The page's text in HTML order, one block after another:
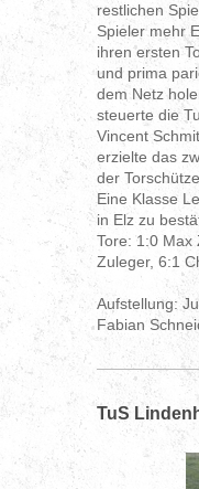
restlichen
Spieler mehr
ihren ersten
und prima
dem Netz
steuerte die
Vincent
erzielte das
der
Eine Klasse
in Elz zu
Tore: 1:0 Max
Zuleger, 6:1
Aufstellung:
Fabian
TuS